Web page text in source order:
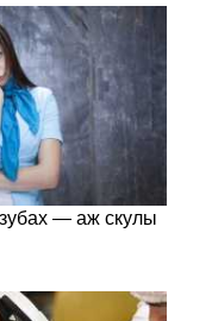
— аж скулы